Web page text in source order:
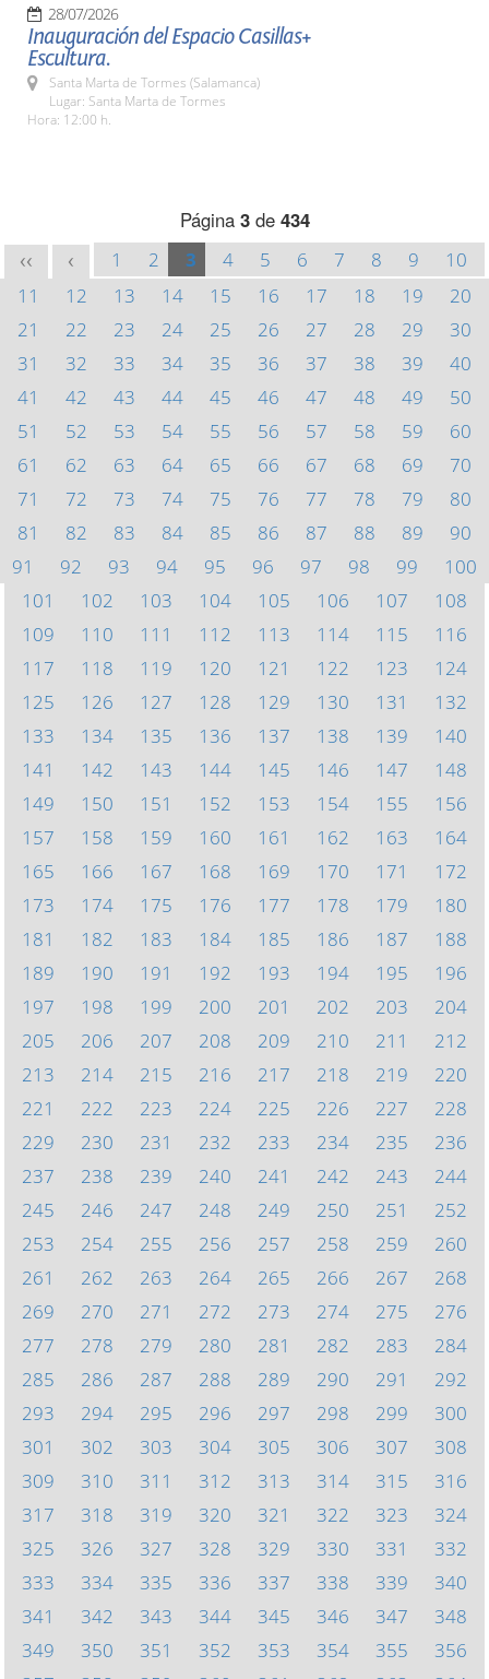
28/07/2026
Inauguración del Espacio Casillas+
Escultura.
Santa Marta de Tormes (Salamanca)
Lugar: Santa Marta de Tormes
Hora: 12:00 h.
Página 3de 434
<< < 1 2 3 4 5 6 7 8 9
10
11
12 13 14 15 16 17 18 19
20
21
22 23 24 25 26 27 28 29
30
31
32 33 34 35 36 37 38 39
40
41
42 43 44 45 46 47 48 49
50
51
52 53 54 55 56 57 58 59
60
61
62 63 64 65 66 67 68 69
70
71
72 73 74 75 76 77 78 79
80
81
82 83 84 85 86 87 88 89
90
91
92 93 94 95 96 97 98 99
100
101
102 103 104 105 106 107
108
109
110 111 112 113 114 115
116
117
118 119 120 121 122 123
124
125
126 127 128 129 130 131
132
133
134 135 136 137 138 139
140
141
142 143 144 145 146 147
148
149
150 151 152 153 154 155
156
157
158 159 160 161 162 163
164
165
166 167 168 169 170 171
172
173
174 175 176 177 178 179
180
181
182 183 184 185 186 187
188
189
190 191 192 193 194 195
196
197
198 199 200 201 202 203
204
205
206 207 208 209 210 211
212
213
214 215 216 217 218 219
220
221
222 223 224 225 226 227
228
229
230 231 232 233 234 235
236
237
238 239 240 241 242 243
244
245
246 247 248 249 250 251
252
253
254 255 256 257 258 259
260
261
262 263 264 265 266 267
268
269
270 271 272 273 274 275
276
277
278 279 280 281 282 283
284
285
286 287 288 289 290 291
292
293
294 295 296 297 298 299
300
301
302 303 304 305 306 307
308
309
310 311 312 313 314 315
316
317
318 319 320 321 322 323
324
325
326 327 328 329 330 331
332
333
334 335 336 337 338 339
340
341
342 343 344 345 346 347
348
349
350 351 352 353 354 355
356